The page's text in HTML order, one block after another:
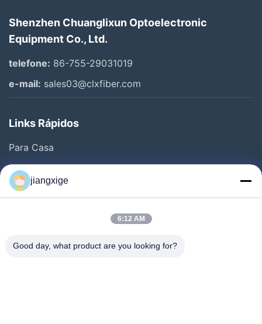
Shenzhen Chuanglixun Optoelectronic
Equipment Co., Ltd.
telefone: 86-755-29031019
e-mail: sales03@clxfiber.com
Links Rápidos
Para Casa
Produtos
Sobre Nós
Contacte-Nos
jiangxige
6:12 AM
Good day, what product are you looking for?